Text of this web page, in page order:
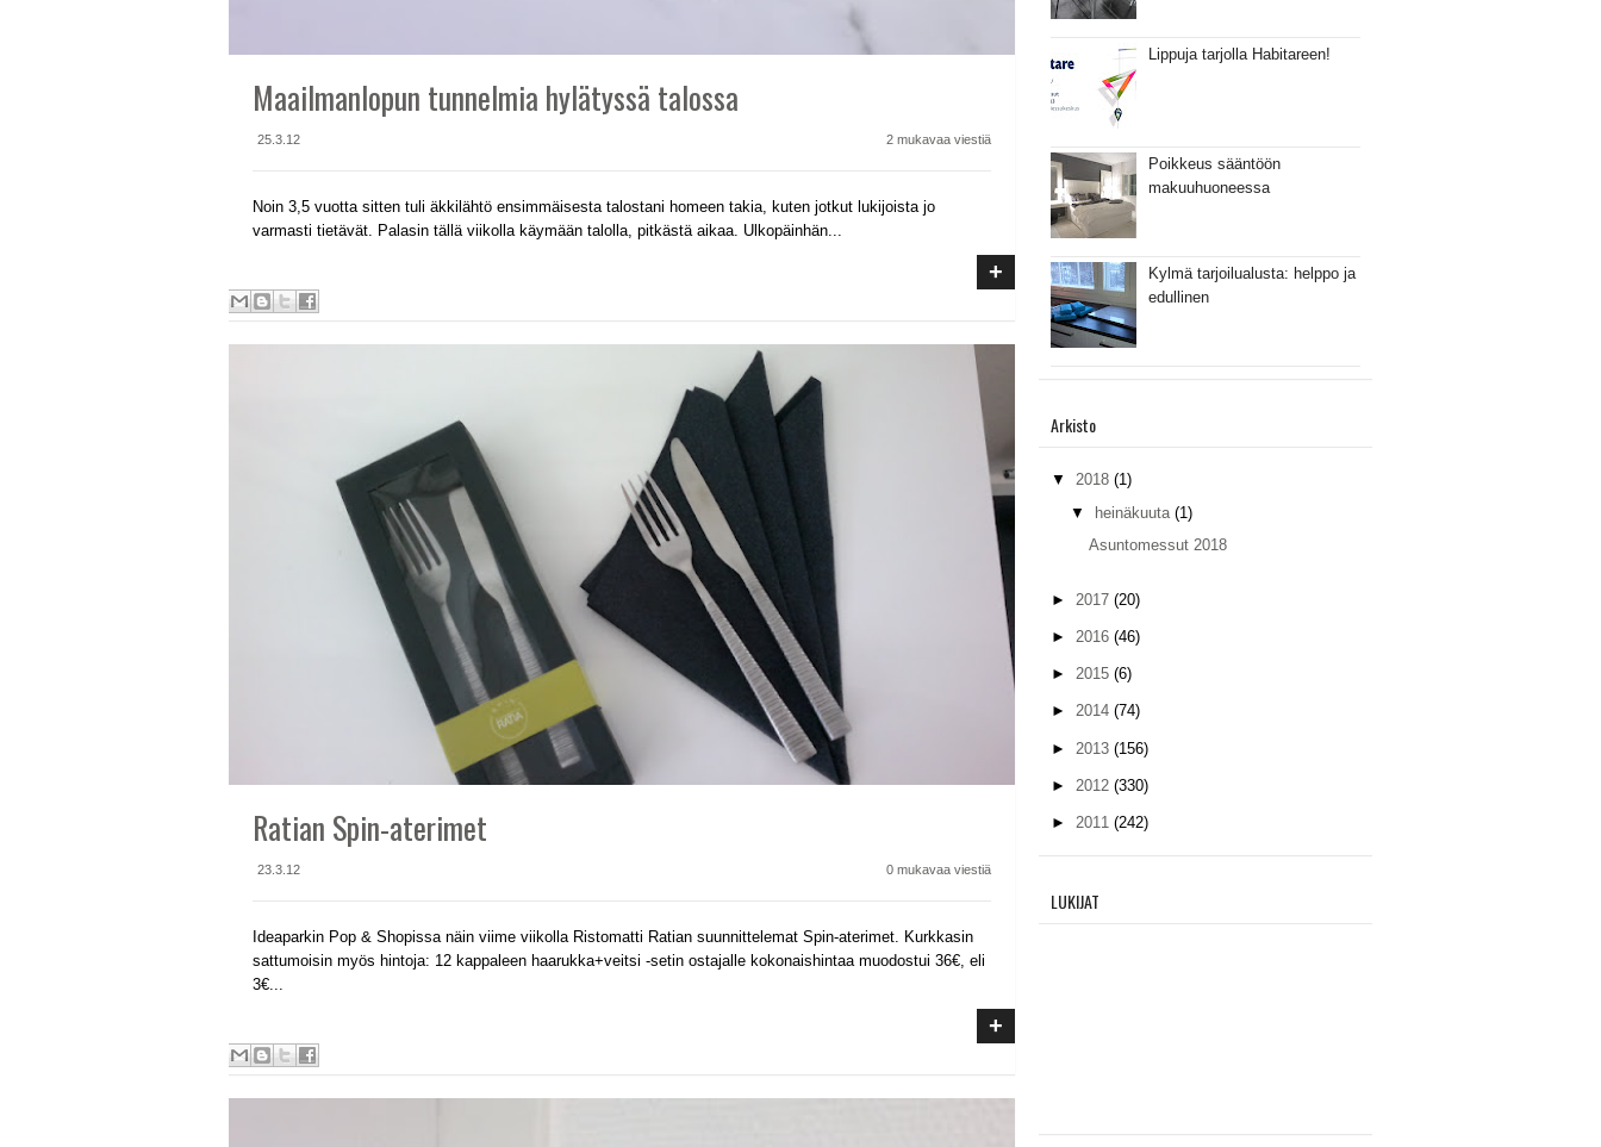
Maailmanlopun tunnelmia hylätyssä talossa
25.3.12 2 mukavaa viestiä
Noin 3,5 vuotta sitten tuli äkkilähtö ensimmäisesta talostani homeen takia, kuten jotkut lukijoista jo
varmasti tietävät. Palasin tällä viikolla käymään talolla, pitkästä aikaa. Ulkopäinhän...
+
Ratian Spin-aterimet
23.3.12 0 mukavaa viestiä
Ideaparkin Pop & Shopissa näin viime viikolla Ristomatti Ratian suunnittelemat Spin-aterimet. Kurkkasin
sattumoisin myös hintoja: 12 kappaleen haarukka+veitsi -setin ostajalle kokonaishintaa muodostui 36€, eli
3€...
+
Lippuja tarjolla Habitareen!
Poikkeus sääntöön
makuuhuoneessa
Kylmä tarjoilualusta: helppo ja
edullinen
Arkisto
▼ 2018 (1)
▼ heinäkuuta (1)
Asuntomessut 2018
► 2017 (20)
► 2016 (46)
► 2015 (6)
► 2014 (74)
► 2013 (156)
► 2012 (330)
► 2011 (242)
LUKIJAT